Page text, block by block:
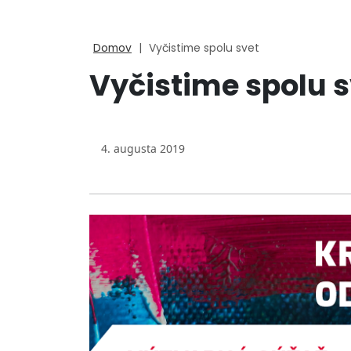
Domov | Vyčistime spolu svet
Vyčistime spolu
4. augusta 2019